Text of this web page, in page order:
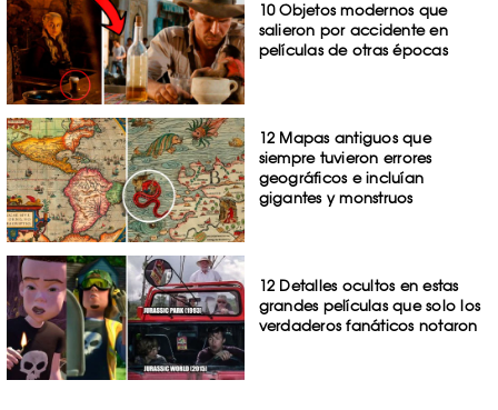
10 Objetos modernos que
salieron por accidente en
películas de otras épocas
12 Mapas antiguos que
siempre tuvieron errores
geográficos e incluían
gigantes y monstruos
12 Detalles ocultos en estas
grandes películas que solo los
verdaderos fanáticos notaron